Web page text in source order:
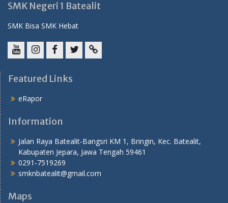
SMK Negeri 1 Batealit
SMK Bisa SMK Hebat
Featured Links
eRapor
Information
Jalan Raya Batealit-Bangsri KM 1, Bringin, Kec. Batealit,
Kabupaten Jepara, Jawa Tengah 59461
0291-7519269
smknbatealit@gmail.com
Maps